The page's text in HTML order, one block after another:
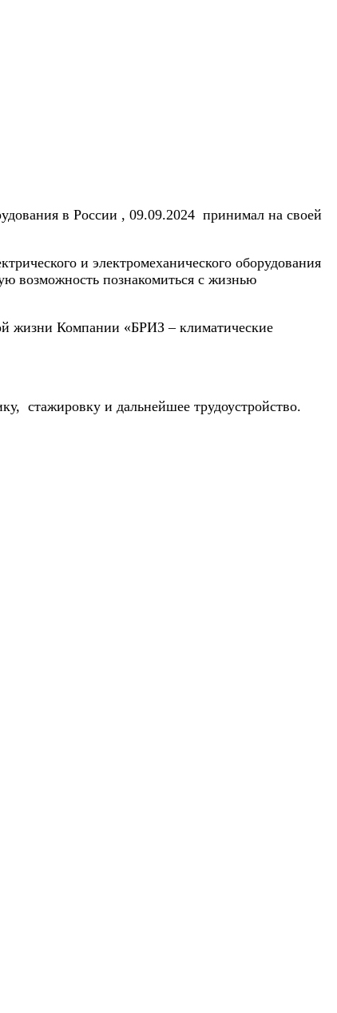
в России , 09.09.2024 принимал на своей
и электромеханического оборудования
возможность познакомиться с жизнью
жизни Компании «БРИЗ – климатические
стажировку и дальнейшее трудоустройство.